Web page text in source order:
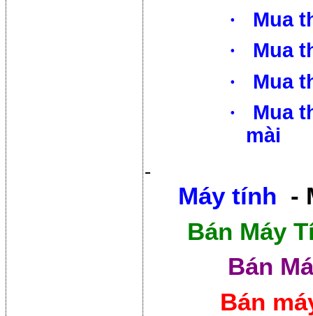
·
Mua
·
Mua
·
Mua
·
Mua
mài
Máy tính -
Bán Máy
Bán
Bán